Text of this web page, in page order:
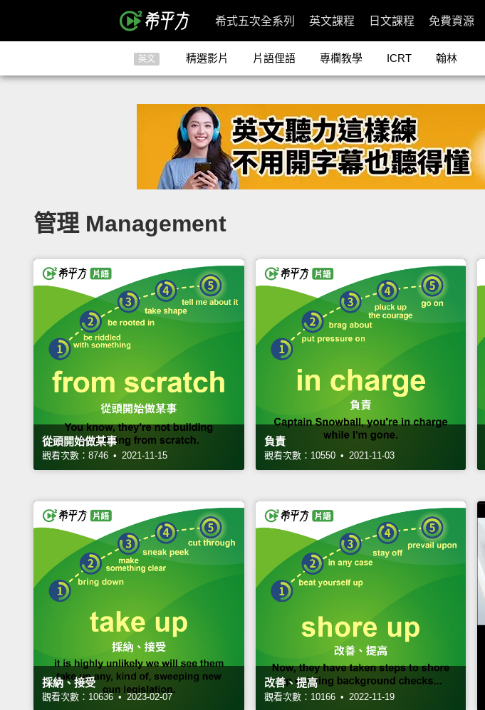
希式五次全系列 英文課程 日文課程 免費資源
英文 精選影片 片語俚語 專欄教學 ICRT 翰林
管理 Management
從頭開始做某事
觀看次數：8746 • 2021-11-15
負責
觀看次數：10550 • 2021-11-03
採納、接受
觀看次數：10636 • 2023-02-07
改善、提高
觀看次數：10166 • 2022-11-19